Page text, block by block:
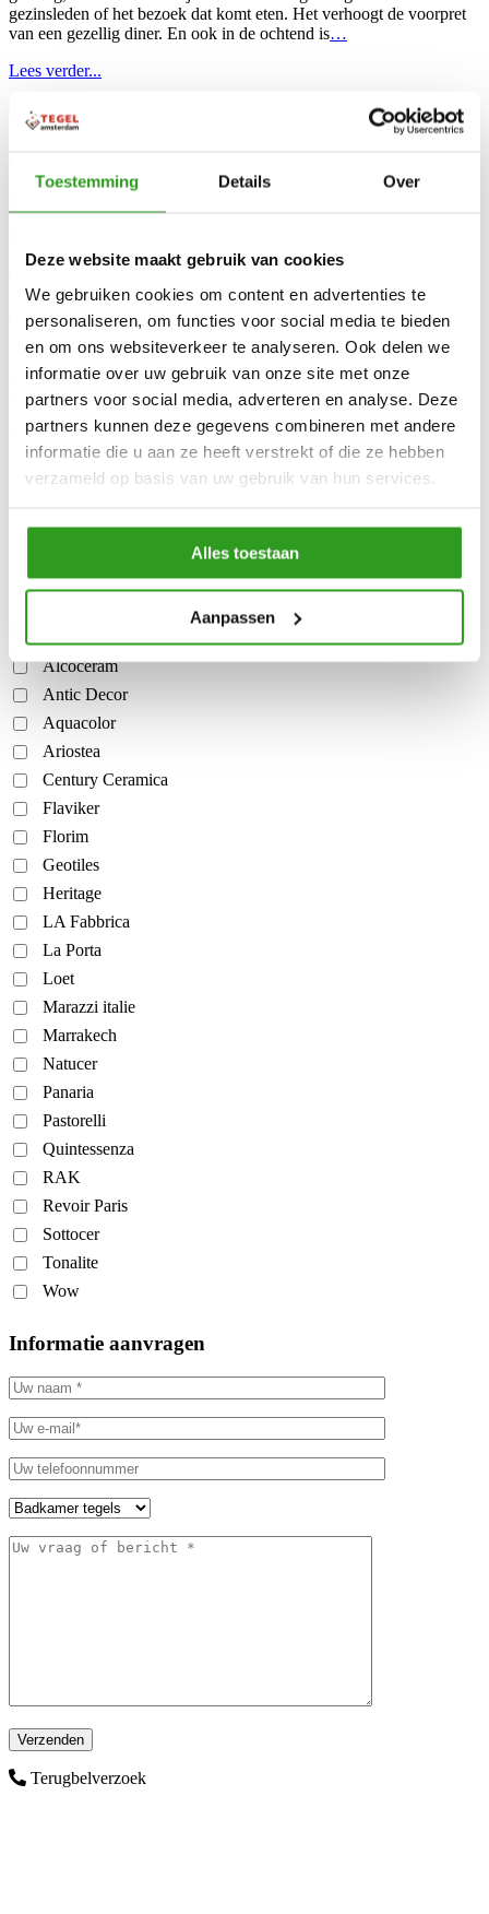
Toestemming Details Over
Deze website maakt gebruik van cookies
We gebruiken cookies om content en advertenties te
personaliseren, om functies voor social media te bieden
en om ons websiteverkeer te analyseren. Ook delen we
informatie over uw gebruik van onze site met onze
partners voor social media, adverteren en analyse. Deze
partners kunnen deze gegevens combineren met andere
informatie die u aan ze heeft verstrekt of die ze hebben
verzameld op basis van uw gebruik van hun services.
Alles toestaan
Aanpassen
gezinsleden of het bezoek dat komt eten. Het verhoogt de voorpret
van een gezellig diner. En ook in de ochtend is…
Lees verder...
3 doe-het-zelf tips tegen groene tegel aanslag Groene aanslag op de
tegels, niemand zit erop te wachten en bijna iedereen krijgt ermee te
In dit blog gaat Tegel Amsterdam hier verder op in en geven we u
drie doe-het-zelf tips om van deze…
Lees verder...
2 3 Volgende
FILTERS
Categorie
Mozaïek tegels
Vloertegels
Alcoceram
Antic Decor
Aquacolor
Ariostea
Century Ceramica
Flaviker
Florim
Geotiles
Heritage
LA Fabbrica
La Porta
Loet
Marazzi italie
Marrakech
Natucer
Panaria
Pastorelli
Quintessenza
RAK
Revoir Paris
Sottocer
Tonalite
Wow
Informatie aanvragen
Terugbelverzoek